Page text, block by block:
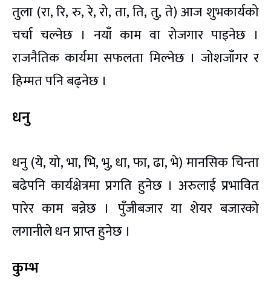
तुला (रा, रि, रु, रे, रो, ता, ति, तु, ते) आज शुभकार्यको
चर्चा चल्नेछ । नयाँ काम वा रोजगार पाइनेछ ।
राजनैतिक कार्यमा सफलता मिल्नेछ । जोशजाँगर र
हिम्मत पनि बढ्नेछ ।
धनु
धनु (ये, यो, भा, भि, भु, धा, फा, ढा, भे) मानसिक चिन्ता
बढेपनि कार्यक्षेत्रमा प्रगति हुनेछ । अरुलाई प्रभावित
पारेर काम बन्नेछ । पुँजीबजार या शेयर बजारको
लगानीले धन प्राप्त हुनेछ ।
कुम्भ